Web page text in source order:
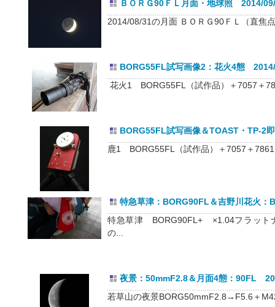
ＢＯＲＧ90ＦＬ月面・地球照 2014/
2014/08/31の月面 ＢＯＲＧ90ＦＬ（直焦
BORG55FL試写画像2：花火4態
花火1 BORG55FL（試作品）＋7057＋
BORG55FL試写画像＆TOAST・TP-2
鹿1 BORG55FL（試作品）＋7057＋
特急草津：BORG90FL＆吉野川花火
特急草津 BORG90FL+ ×1.04フラット
の...
夜景：50mmF2.8＆月面4態：90FL
若草山の夜景BORG50mmF2.8→F5.6＋